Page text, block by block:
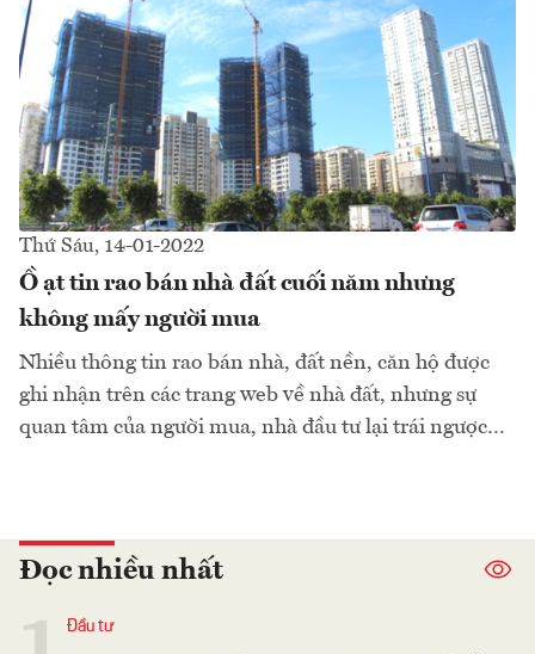
Thứ Sáu, 14-01-2022
Ồ ạt tin rao bán nhà đất cuối năm nhưng
không mấy người mua
Nhiều thông tin rao bán nhà, đất nền, căn hộ được
ghi nhận trên các trang web về nhà đất, nhưng sự
quan tâm của người mua, nhà đầu tư lại trái ngược…
Đọc nhiều nhất
Đầu tư